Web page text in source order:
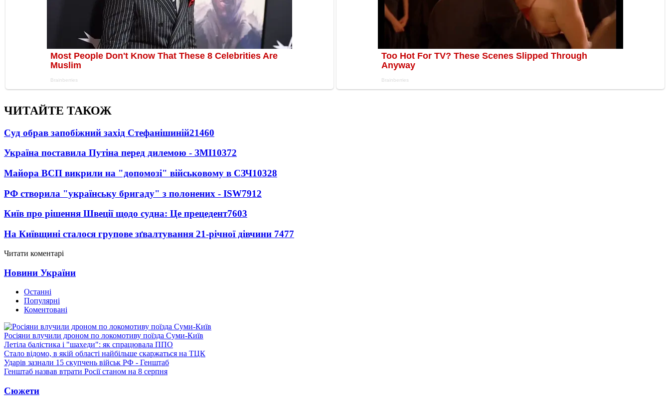
ЧИТАЙТЕ ТАКОЖ
Суд обрав запобіжний захід Стефанішиній21460
Україна поставила Путіна перед дилемою - ЗМІ10372
Майора ВСП викрили на "допомозі" військовому в СЗЧ10328
РФ створила "українську бригаду" з полонених - ISW7912
Київ про рішення Швеції щодо судна: Це прецедент7603
На Київщині сталося групове зґвалтування 21-річної дівчини 7477
Читати коментарі
Новини України
Останні
Популярні
Коментовані
Росіяни влучили дроном по локомотиву поїзда Суми-Київ
Летіла балістика і "шахеди": як спрацювала ППО
Стало відомо, в якій області найбільше скаржаться на ТЦК
Ударів зазнали 15 скупчень військ РФ - Генштаб
Генштаб назвав втрати Росії станом на 8 серпня
Сюжети